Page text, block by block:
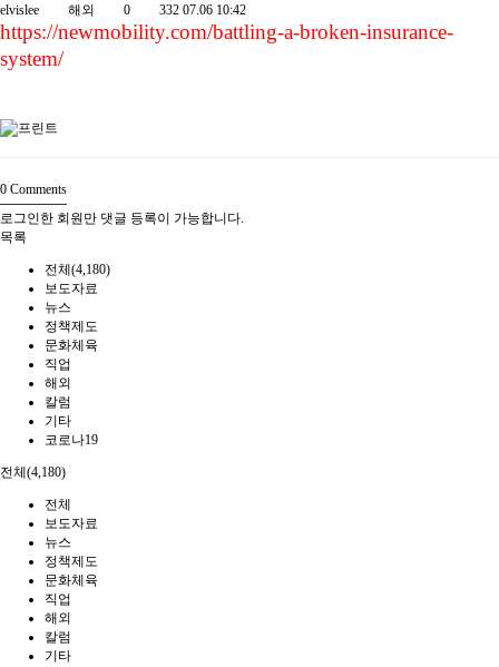
elvislee 해외 0 332 07.06 10:42
https://newmobility.com/battling-a-broken-insurance-
system/
0 Comments
로그인한 회원만 댓글 등록이 가능합니다.
목록
전체(4,180)
보도자료
뉴스
정책제도
문화체육
직업
해외
칼럼
기타
코로나19
전체(4,180)
전체
보도자료
뉴스
정책제도
문화체육
직업
해외
칼럼
기타